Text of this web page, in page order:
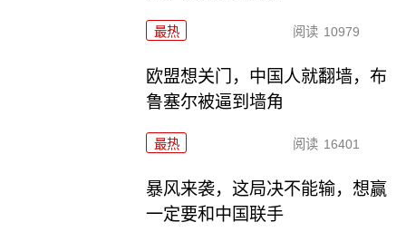
最热 阅读 10979
欧盟想关门，中国人就翻墙，布
鲁塞尔被逼到墙角
最热 阅读 16401
暴风来袭，这局决不能输，想赢
一定要和中国联手